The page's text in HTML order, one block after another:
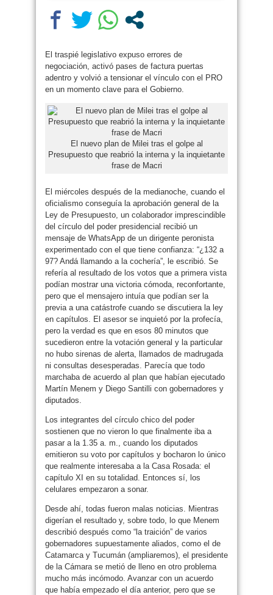
El traspié legislativo expuso errores de
negociación, activó pases de factura puertas
adentro y volvió a tensionar el vínculo con el PRO
en un momento clave para el Gobierno.
El nuevo plan de Milei tras el golpe al
Presupuesto que reabrió la interna y la inquietante
frase de Macri
El miércoles después de la medianoche, cuando el
oficialismo conseguía la aprobación general de la
Ley de Presupuesto, un colaborador imprescindible
del círculo del poder presidencial recibió un
mensaje de WhatsApp de un dirigente peronista
experimentado con el que tiene confianza: “¿132 a
97? Andá llamando a la cochería”, le escribió. Se
refería al resultado de los votos que a primera vista
podían mostrar una victoria cómoda, reconfortante,
pero que el mensajero intuía que podían ser la
previa a una catástrofe cuando se discutiera la ley
en capítulos. El asesor se inquietó por la profecía,
pero la verdad es que en esos 80 minutos que
sucedieron entre la votación general y la particular
no hubo sirenas de alerta, llamados de madrugada
ni consultas desesperadas. Parecía que todo
marchaba de acuerdo al plan que habían ejecutado
Martín Menem y Diego Santilli con gobernadores y
diputados.
Los integrantes del círculo chico del poder
sostienen que no vieron lo que finalmente iba a
pasar a la 1.35 a. m., cuando los diputados
emitieron su voto por capítulos y bocharon lo único
que realmente interesaba a la Casa Rosada: el
capítulo XI en su totalidad. Entonces sí, los
celulares empezaron a sonar.
Desde ahí, todas fueron malas noticias. Mientras
digerían el resultado y, sobre todo, lo que Menem
describió después como “la traición” de varios
gobernadores supuestamente aliados, como el de
Catamarca y Tucumán (ampliaremos), el presidente
de la Cámara se metió de lleno en otro problema
mucho más incómodo. Avanzar con un acuerdo
que había empezado el día anterior, pero que se